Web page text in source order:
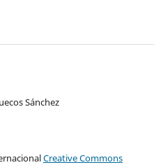
Sánchez
Creative Commons